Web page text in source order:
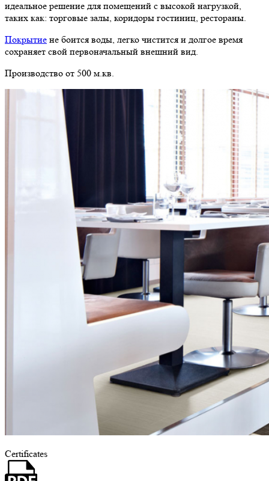
идеальное решение для помещений с высокой нагрузкой,
таких как: торговые залы, коридоры гостиниц, рестораны.
Покрытие не боится воды, легко чистится и долгое время
сохраняет свой первоначальный внешний вид.
Производство от 500 м.кв.
Certificates